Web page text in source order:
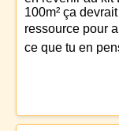
100m² ça
ressource pour
ce que tu en